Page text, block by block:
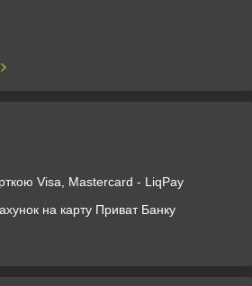
Visa, Mastercard - LiqPay
на карту Приват Банку